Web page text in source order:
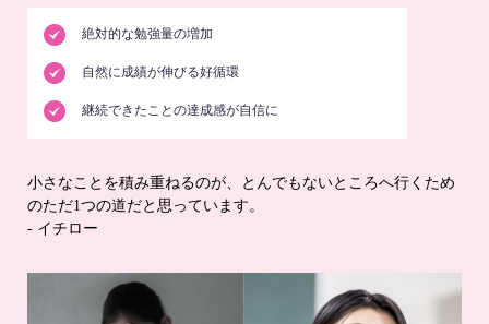
絶対的な勉強量の増加
自然に成績が伸びる好循環
継続できたことの達成感が自信に
小さなことを積み重ねるのが、とんでもないところへ行くため
のただ1つの道だと思っています。
- イチロー